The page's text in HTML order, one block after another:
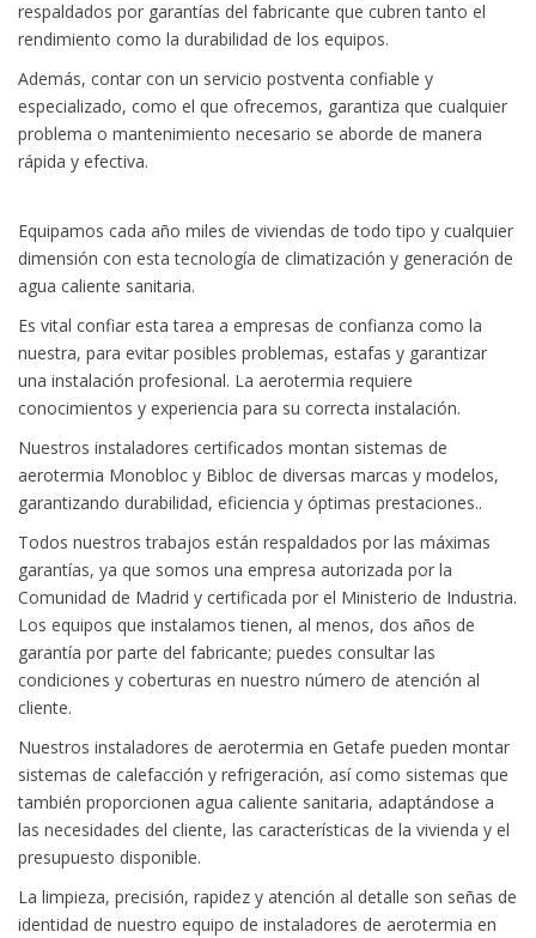
respaldados por garantías del fabricante que cubren tanto el
rendimiento como la durabilidad de los equipos.
Además, contar con un servicio postventa confiable y
especializado, como el que ofrecemos, garantiza que cualquier
problema o mantenimiento necesario se aborde de manera
rápida y efectiva.
Equipamos cada año miles de viviendas de todo tipo y cualquier
dimensión con esta tecnología de climatización y generación de
agua caliente sanitaria.
Es vital confiar esta tarea a empresas de confianza como la
nuestra, para evitar posibles problemas, estafas y garantizar
una instalación profesional. La aerotermia requiere
conocimientos y experiencia para su correcta instalación.
Nuestros instaladores certificados montan sistemas de
aerotermia Monobloc y Bibloc de diversas marcas y modelos,
garantizando durabilidad, eficiencia y óptimas prestaciones..
Todos nuestros trabajos están respaldados por las máximas
garantías, ya que somos una empresa autorizada por la
Comunidad de Madrid y certificada por el Ministerio de Industria.
Los equipos que instalamos tienen, al menos, dos años de
garantía por parte del fabricante; puedes consultar las
condiciones y coberturas en nuestro número de atención al
cliente.
Nuestros instaladores de aerotermia en Getafe pueden montar
sistemas de calefacción y refrigeración, así como sistemas que
también proporcionen agua caliente sanitaria, adaptándose a
las necesidades del cliente, las características de la vivienda y el
presupuesto disponible.
La limpieza, precisión, rapidez y atención al detalle son señas de
identidad de nuestro equipo de instaladores de aerotermia en